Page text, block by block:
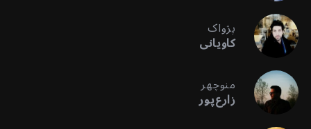
پژواک
کاویانی
منوچهر
زارع‌پور